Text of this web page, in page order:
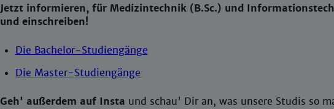
Jetzt informieren, für Medizintechnik (B.Sc.) und
und einschreiben!
Die Bachelor-Studiengänge
Die Master-Studiengänge
Geh' außerdem auf Insta und schau' Dir an, was